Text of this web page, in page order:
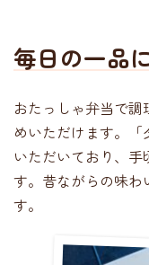
毎日の一品
おたっしゃ弁当で調
めいただけます。
いただいており、
す。昔ながらの味
す。